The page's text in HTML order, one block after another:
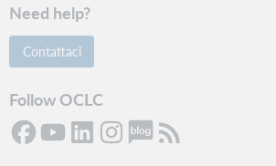
Need help?
Contattaci
Follow OCLC